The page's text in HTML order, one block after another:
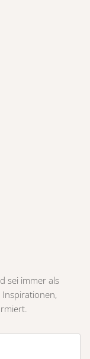
sei immer als